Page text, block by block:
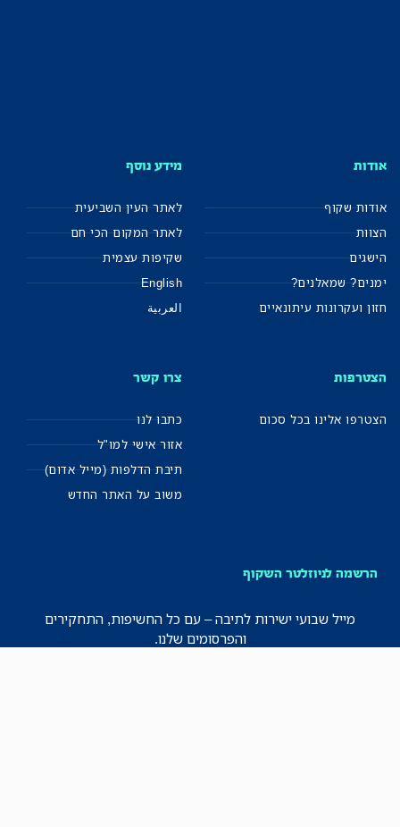
אודות
אודות שקוף
הצוות
הישגים
ימנים? שמאלנים?
חזון ועקרונות עיתונאיים
מידע נוסף
לאתר העין השביעית
לאתר המקום הכי חם
שקיפות עצמית
English
العربية
הצטרפות
הצטרפו אלינו בכל סכום
צרו קשר
כתבו לנו
אזור אישי למו"ל
תיבת הדלפות (מייל אדום)
משוב על האתר החדש
הרשמה לניוזלטר השקוף
מייל שבועי ישירות לתיבה – עם כל החשיפות, התחקירים
והפרסומים שלנו.